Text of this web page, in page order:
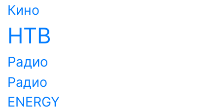
Кино
НТВ
Радио
Радио
ENERGY